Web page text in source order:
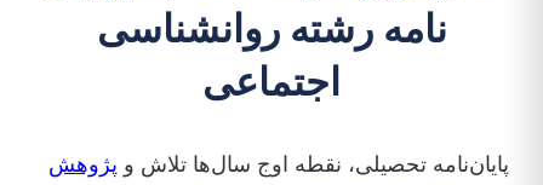
نامه رشته روانشناسی
اجتماعی
پایان‌نامه تحصیلی، نقطه اوج سال‌ها تلاش و پژوهش